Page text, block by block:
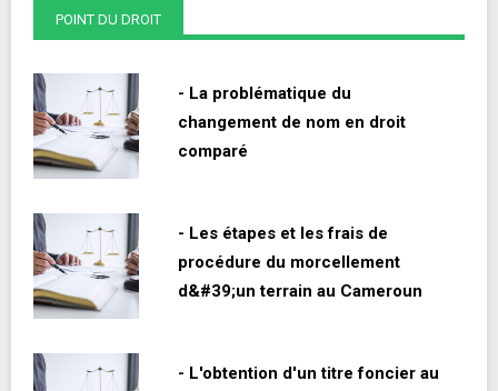
POINT DU DROIT
- La problématique du
changement de nom en droit
comparé
- Les étapes et les frais de
procédure du morcellement
d&#39;un terrain au Cameroun
- L'obtention d'un titre foncier au